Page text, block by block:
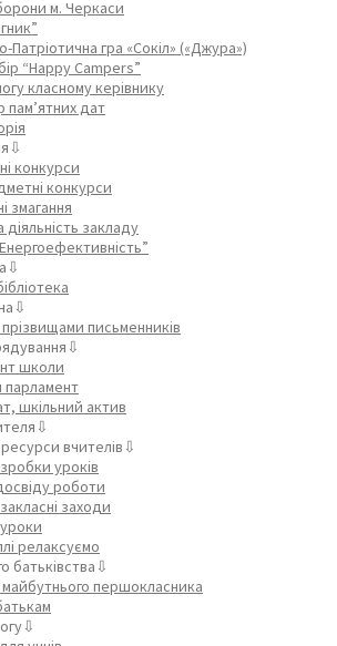
м. Черкаси
Патріотична гра «Сокіл» («Джура»)
“Happy Campers”
класному керівнику
пам’ятних дат
конкурси
конкурси
змагання
закладу
письменників
школи
парламент
шкільний актив
вчителів⇩
уроків
роботи
заходи
релаксуємо
батьківства⇩
майбутнього першокласника